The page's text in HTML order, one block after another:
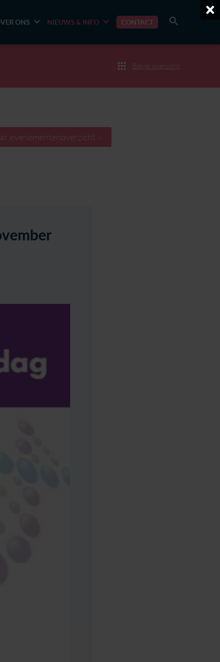
ONS NIEUWS & INFO CONTACT
Bekijk overzicht
evenementenoverzicht ››